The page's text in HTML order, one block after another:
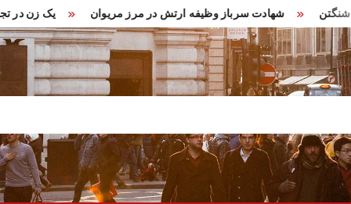
یک شهادت سرباز وظیفه ارتش در مرز مریوان در واشنگتن